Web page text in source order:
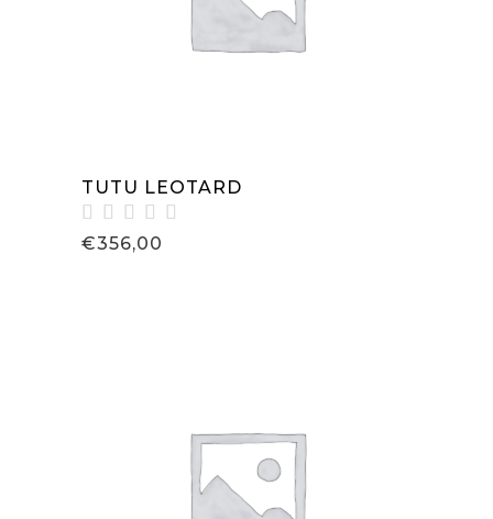
TUTU LEOTARD
Bewertet
mit
€356,00
IN DEN WARENKORB